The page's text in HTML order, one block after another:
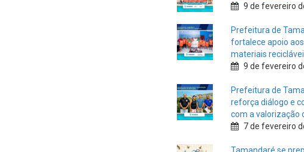
9 de fevereiro
Prefeitura de
fortalece apoio
materiais
9 de fevereiro
Prefeitura de
reforça diálogo e
com a valorização
7 de fevereiro